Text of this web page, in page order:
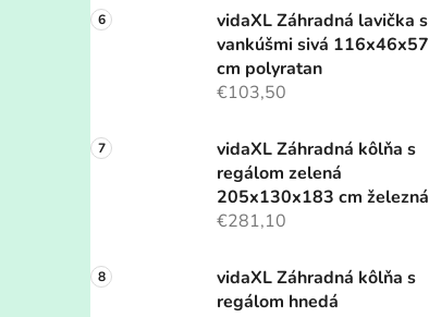
vidaXL Záhradná lavička s
vankúšmi sivá 116x46x57
cm polyratan
€103,50
vidaXL Záhradná kôlňa s
regálom zelená
205x130x183 cm železná
€281,10
vidaXL Záhradná kôlňa s
regálom hnedá